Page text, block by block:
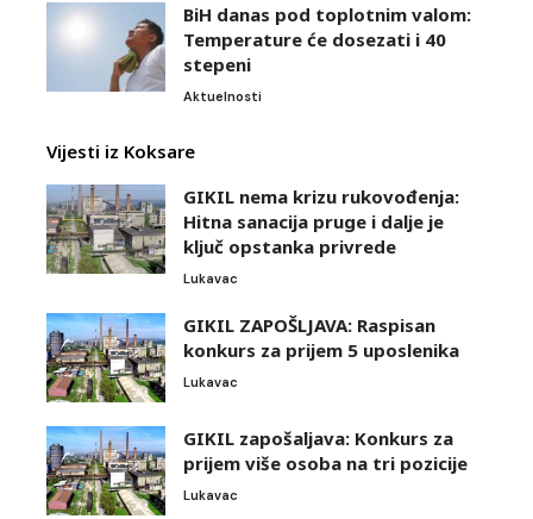
BiH danas pod toplotnim valom:
Temperature će dosezati i 40
stepeni
Aktuelnosti
Vijesti iz Koksare
GIKIL nema krizu rukovođenja:
Hitna sanacija pruge i dalje je
ključ opstanka privrede
Lukavac
GIKIL ZAPOŠLJAVA: Raspisan
konkurs za prijem 5 uposlenika
Lukavac
GIKIL zapošaljava: Konkurs za
prijem više osoba na tri pozicije
Lukavac